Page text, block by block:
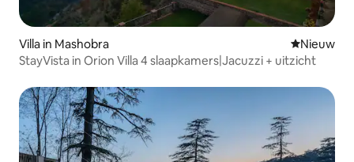
Villa in Mashobra Nieuwe
Nieuw
StayVista in Orion Villa 4 slaapkamers|Jacuzzi + uitzicht